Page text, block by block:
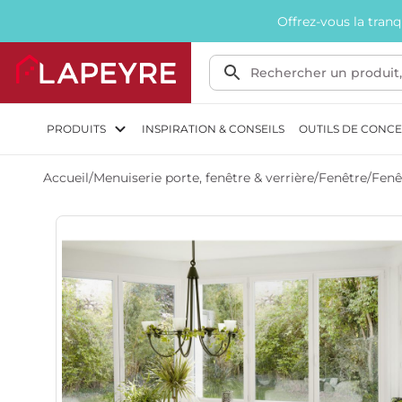
Offrez-vous la
PRODUITS INSPIRATION & CONSEILS OUTILS DE
Accueil/Menuiserie porte, fenêtre & verrière/Fenêtre/